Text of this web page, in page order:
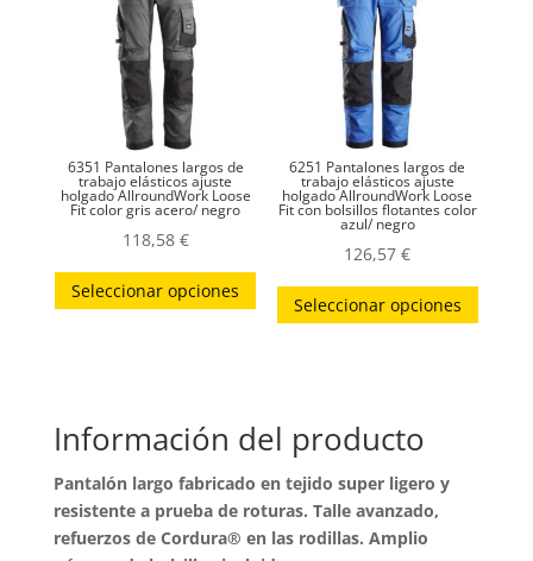
página
6351 Pantalones largos de
trabajo elásticos ajuste
holgado AllroundWork Loose
Fit color gris acero/ negro
118,58 €
Seleccionar opciones
Este
producto
tiene
Las
opciones
se
pueden
elegir
6251 Pantalones largos de
trabajo elásticos ajuste
holgado AllroundWork Loose
Fit con bolsillos flotantes color
azul/ negro
126,57€
Seleccionar opciones
Este
Información del producto
Pantalón largo fabricado en tejido super ligero y
resistente a prueba de roturas. Talle avanzado,
refuerzos de Cordura® en las rodillas. Amplio